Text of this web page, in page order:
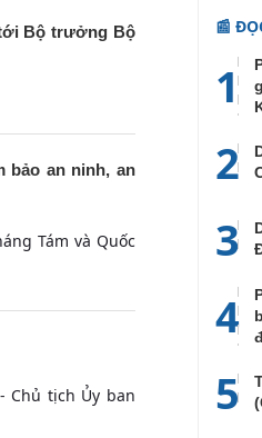
Bộ trưởng Bộ
bảo an ninh, an
Tám và Quốc
Chủ tịch Ủy ban
📰
1
2
3
4
5